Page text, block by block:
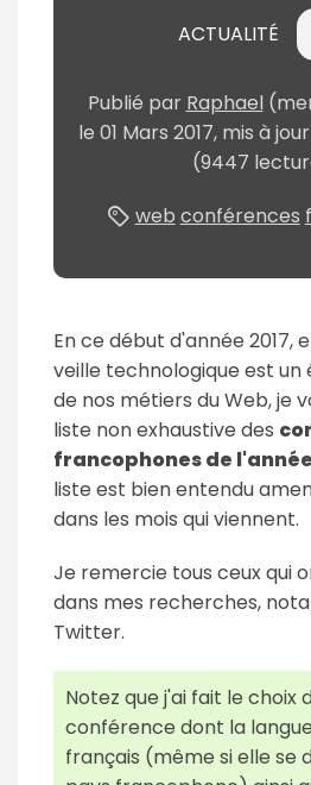
ACTUALITÉ
Publié par Raphael
le 01 Mars 2017, mis à
(9447
web conférences
En ce début d'année 2017,
veille technologique est
de nos métiers du Web, je
liste non exhaustive des
francophones de
liste est bien entendu
dans les mois qui viennent.
Je remercie tous ceux qui
dans mes recherches,
Twitter.
Notez que j'ai fait le
conférence dont la
français (même si elle se